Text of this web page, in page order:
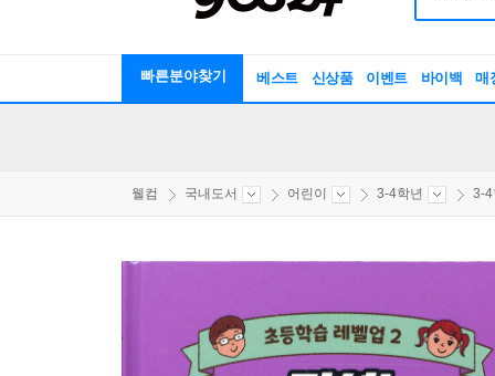
빠른분야찾기 베스트 신상품 이벤트 바이백 매
웰컴 국내도서 어린이 3-4학년 3-4